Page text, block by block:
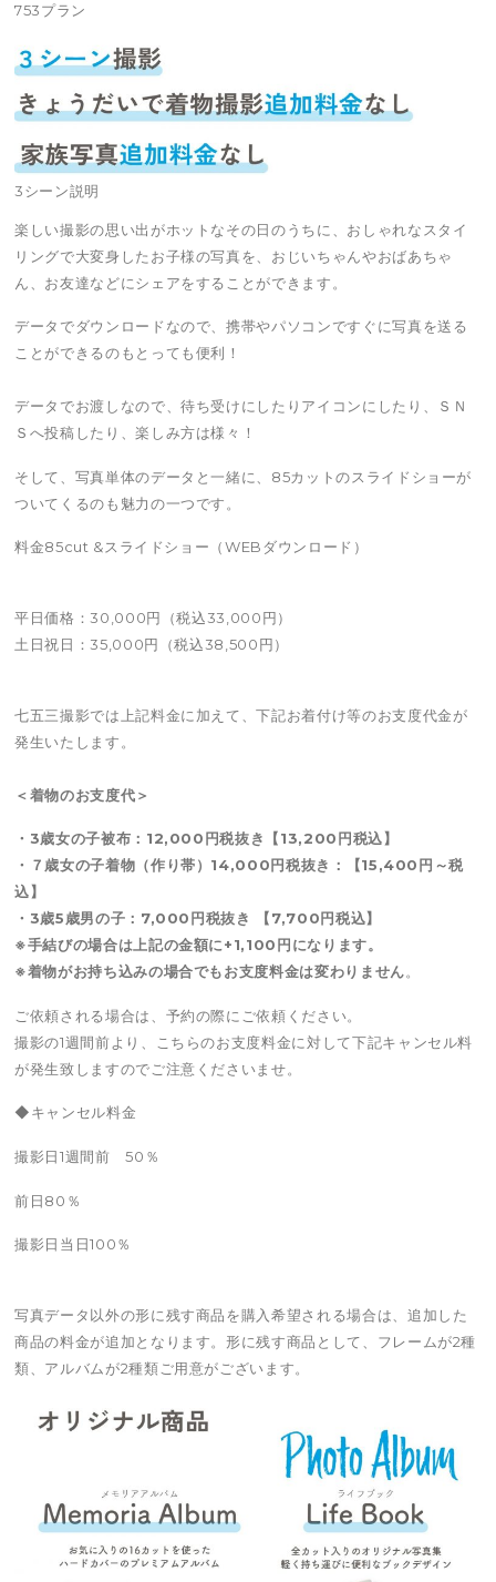
753プラン
3シーン説明
楽しい撮影の思い出がホットなその日のうちに、おしゃれなスタイ
リングで大変身したお子様の写真を、おじいちゃんやおばあちゃ
ん、お友達などにシェアをすることができます。
データでダウンロードなので、携帯やパソコンですぐに写真を送る
ことができるのもとっても便利！
データでお渡しなので、待ち受けにしたりアイコンにしたり、ＳＮ
Ｓへ投稿したり、楽しみ方は様々！
そして、写真単体のデータと一緒に、85カットのスライドショーが
ついてくるのも魅力の一つです。
料金85cut &スライドショー（WEBダウンロード）
平日価格：30,000円（税込33,000円）
土日祝日：35,000円（税込38,500円）
七五三撮影では上記料金に加えて、下記お着付け等のお支度代金が
発生いたします。
＜着物のお支度代＞
・3歳女の子被布：12,000円税抜き【13,200円税込】
・７歳女の子着物（作り帯）14,000円税抜き：【15,400円～税
込】
・3歳5歳男の子：7,000円税抜き 【7,700円税込】
※手結びの場合は上記の金額に+1,100円になります。
※着物がお持ち込みの場合でもお支度料金は変わりません。
ご依頼される場合は、予約の際にご依頼ください。
撮影の1週間前より、こちらのお支度料金に対して下記キャンセル料
が発生致しますのでご注意くださいませ。
◆キャンセル料金
撮影日1週間前 50％
前日80％
撮影日当日100％
写真データ以外の形に残す商品を購入希望される場合は、追加した
商品の料金が追加となります。形に残す商品として、フレームが2種
類、アルバムが2種類ご用意がございます。